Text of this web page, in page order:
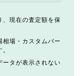
、現在の査定額を保
相場・カスタムパー
ータが表示されない